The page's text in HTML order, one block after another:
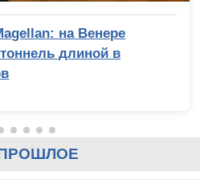
на Венере
длиной в